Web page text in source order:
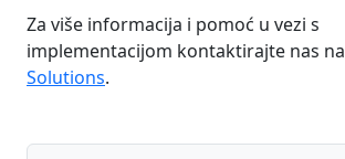
Za više informacija i pomoć u vezi s
implementacijom kontaktirajte nas na
Solutions.